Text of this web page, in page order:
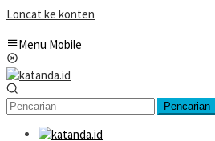
Loncat ke konten
Menu Mobile
Pencarian